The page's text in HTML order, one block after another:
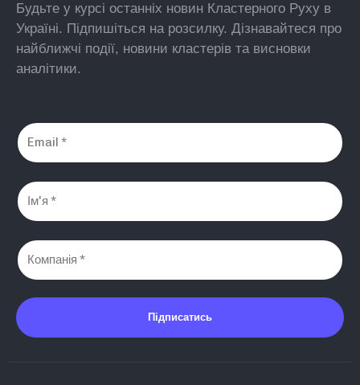
Будьте у курсі останніх новин Кластерного Руху в
Україні. Підпишіться на розсилку. Дізнавайтеся про
найближчі події, новини кластерів та висновки
аналітики.
Підписатись